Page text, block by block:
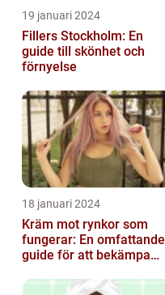
19 januari 2024
Fillers Stockholm: En
guide till skönhet och
förnyelse
18 januari 2024
Kräm mot rynkor som
fungerar: En omfattande
guide för att bekämpa